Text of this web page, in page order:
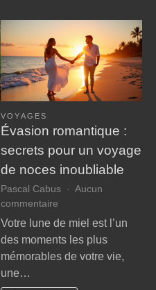
VOYAGES
Évasion romantique :
secrets pour un voyage
de noces inoubliable
Pascal Cabus
Aucun
commentaire
Évasion
:
secrets
Votre lune de miel est l’un
des moments les plus
mémorables de votre vie,
une…